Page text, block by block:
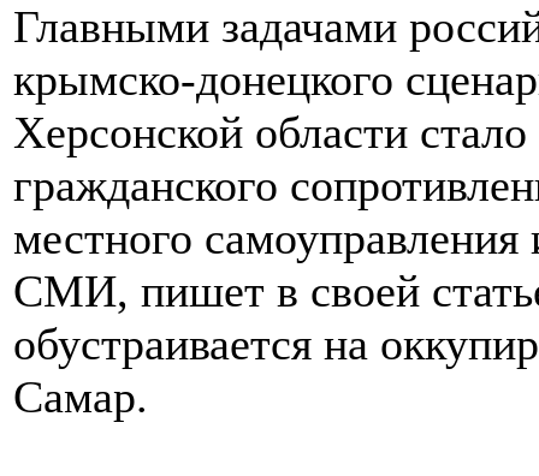
Главными задачами
крымско-донецкого
Херсонской области
гражданского
местного
СМИ, пишет в своей
обустраивается на
Самар.